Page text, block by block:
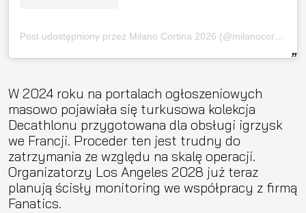
Post udostępniony przez Milano Cortina 2026 (@milanocortina2026)
W 2024 roku na portalach ogłoszeniowych
masowo pojawiała się turkusowa kolekcja
Decathlonu przygotowana dla obsługi igrzysk
we Francji. Proceder ten jest trudny do
zatrzymania ze względu na skalę operacji.
Organizatorzy Los Angeles 2028 już teraz
planują ścisły monitoring we współpracy z firmą
Fanatics.